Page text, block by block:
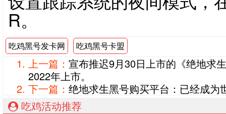
R。
吃鸡黑号发卡网 吃鸡黑号卡盟
上一篇： 宣布推迟9月30日上市的《绝地求
2022年上市。
下一篇： 绝地求生黑号购买平台：已经成为
吃鸡活动推荐